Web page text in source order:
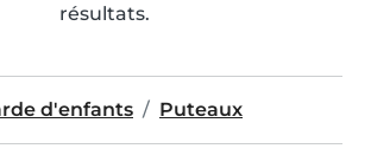
résultats.
d'enfants Puteaux